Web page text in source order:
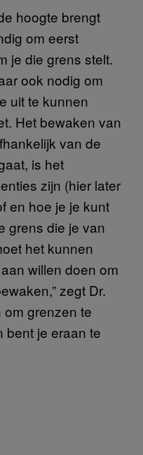
hoogte brengt
om eerst
je die grens stelt.
ook nodig om
uit te kunnen
Het bewaken van
van de
is het
zijn (hier later
en hoe je je kunt
grens die je van
het kunnen
willen doen om
zegt Dr.
om grenzen te
bent je eraan te